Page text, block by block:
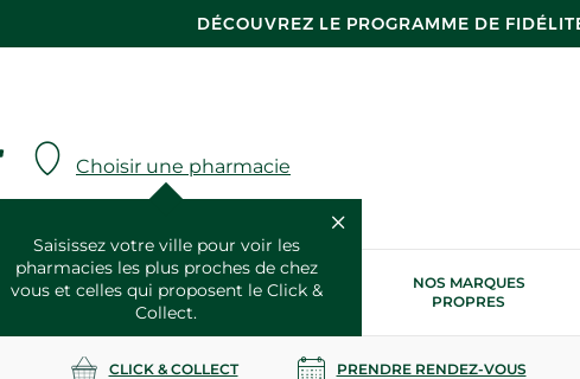
DÉCOUVREZ LE PROGRAMME DE
Choisir une pharmacie
Saisissez votre ville pour voir les
pharmacies les plus proches de chez
vous et celles qui proposent le Click &
Collect.
NOS SERVICES
SANTÉ
NOS MARQUES
PROPRES
CLICK & COLLECT PRENDRE RENDEZ-VOUS